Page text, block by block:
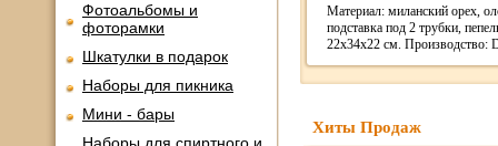
Фотоальбомы и
фоторамки
Шкатулки в подарок
Наборы для пикника
Мини - бары
Материал: миланский орех,
подставка под 2 трубки,
22х34х22 см. Производство:
Хиты Продаж